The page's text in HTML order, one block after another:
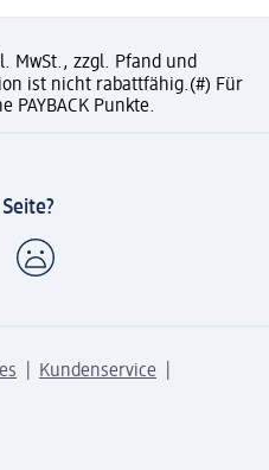
MwSt., zzgl. Pfand und
ist nicht rabattfähig.(#) Für
PAYBACK Punkte.
Kundenservice